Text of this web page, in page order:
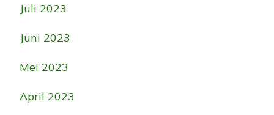
Juli 2023
Juni 2023
Mei 2023
April 2023